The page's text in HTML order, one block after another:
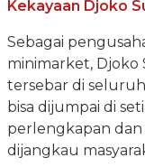
Kekayaan Djoko
Sebagai
minimarket, Djoko
tersebar di
bisa dijumpai di
perlengkapan
dijangkau